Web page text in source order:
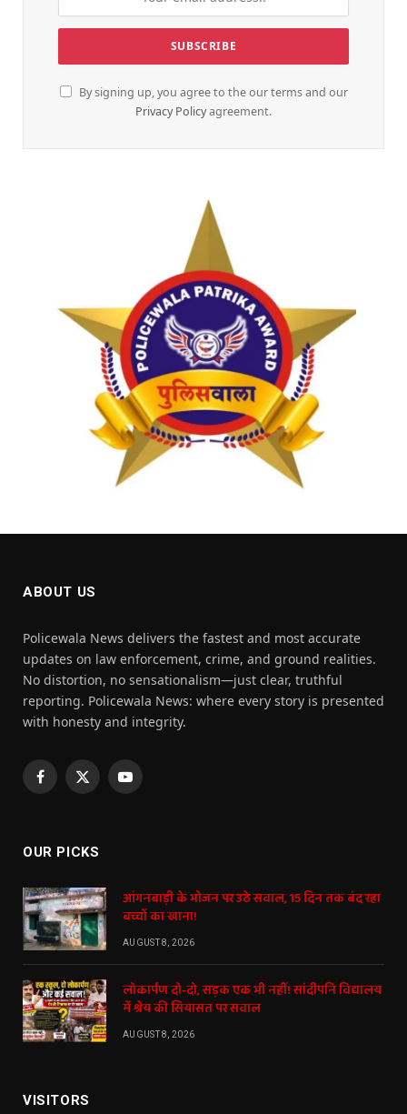
By signing up, you agree to the our terms and our
Privacy Policyagreement.
ABOUT US
Policewala News delivers the fastest and most accurate
updates on law enforcement, crime, and ground realities.
No distortion, no sensationalism—just clear, truthful
reporting. Policewala News: where every story is presented
with honesty and integrity.
Facebook
X
YouTube
OUR PICKS
आंगनबाड़ी के भोजन पर उठे सवाल, 15 दिन तक बंद रहा
बच्चों का खाना!
AUGUST 8, 2026
लोकार्पण दो-दो, सड़क एक भी नहीं! सांदीपनि विद्यालय
में श्रेय की सियासत पर सवाल
AUGUST 8, 2026
VISITORS